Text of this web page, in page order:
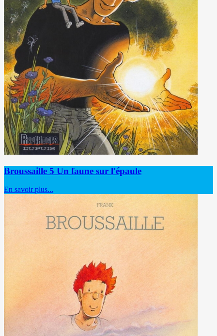
Broussaille 5 Un faune sur l'épaule
En savoir plus...